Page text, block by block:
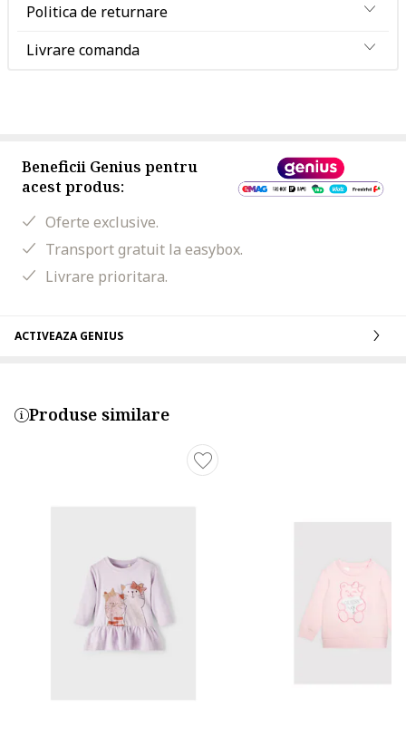
Politica de returnare
Livrare comanda
Beneficii Genius pentru
acest produs:
Oferte exclusive.
Transport gratuit la easybox.
Livrare prioritara.
ACTIVEAZA GENIUS
Produse similare